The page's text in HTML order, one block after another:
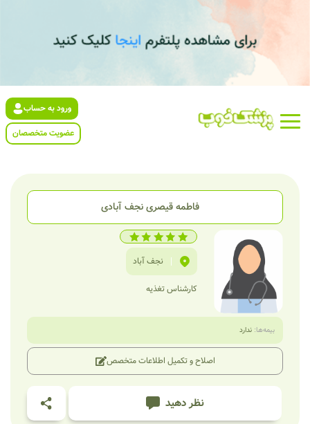
ورود به حساب
عضویت متخصصان
فاطمه قیصری نجف آبادی
| نجف آباد
کارشناس تغذیه
بیمه‌ها:ندارد
اصلاح و تکمیل اطلاعات متخصص
نظر دهید